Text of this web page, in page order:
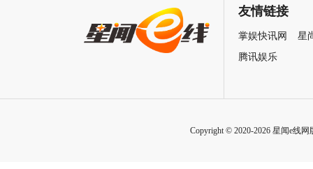
冲上巅峰炸裂舞台友情链接
掌娱快讯网
星
腾讯娱乐
Copyright © 2020-2026 星闻e线